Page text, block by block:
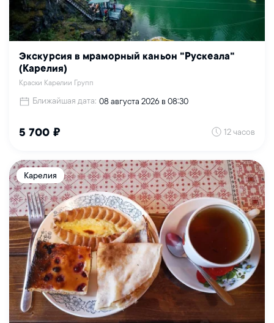
Экскурсия в мраморный каньон "Рускеала"
(Карелия)
Краски Карелии Групп
Ближайшая дата: 08 августа 2026 в 08:30
5 700 ₽ 12 часов
Карелия